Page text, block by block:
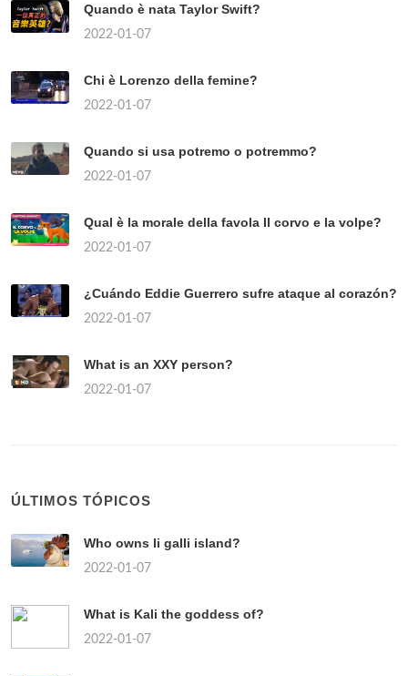
Quando è nata Taylor Swift?
2022-01-07
Chi è Lorenzo della femine?
2022-01-07
Quando si usa potremo o potremmo?
2022-01-07
Qual è la morale della favola Il corvo e la volpe?
2022-01-07
¿Cuándo Eddie Guerrero sufre ataque al corazón?
2022-01-07
What is an XXY person?
2022-01-07
ÚLTIMOS TÓPICOS
Who owns li galli island?
2022-01-07
What is Kali the goddess of?
2022-01-07